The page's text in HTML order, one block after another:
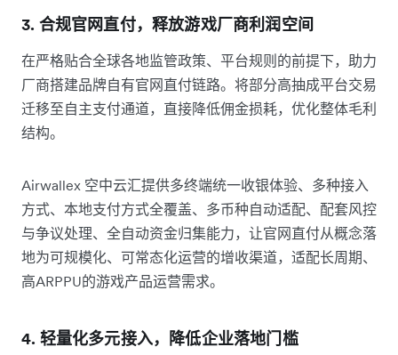
3. 合规官网直付，释放游戏厂商利润空间
在严格贴合全球各地监管政策、平台规则的前提下，助力
厂商搭建品牌自有官网直付链路。将部分高抽成平台交易
迁移至自主支付通道，直接降低佣金损耗，优化整体毛利
结构。
Airwallex 空中云汇提供多终端统一收银体验、多种接入
方式、本地支付方式全覆盖、多币种自动适配、配套风控
与争议处理、全自动资金归集能力，让官网直付从概念落
地为可规模化、可常态化运营的增收渠道，适配长周期、
高ARPPU的游戏产品运营需求。
4. 轻量化多元接入，降低企业落地门槛